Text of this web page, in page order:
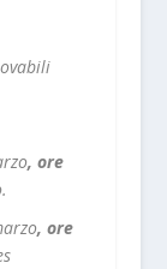
, ore
, ore